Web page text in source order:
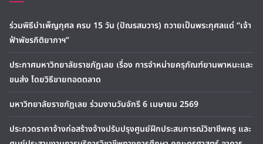
ร่วมพิธีบำเพ็ญกุศล ครบ 15 วัน (ปัณรสมวาร) ถวายเป็นพระกุศลแด่ “เจ้า
ฟ้าพัชรกิติยาภาฯ”
ประกาศมหาวิทยาลัยราชภัฏเลย เรื่อง การจำหน่ายครุภัณฑ์ยานพาหนะและ
ขนส่ง โดยวิธีขายทอดตลาด
มหาวิทยาลัยราชภัฏเลย ร่วมงานวันจักรี 6 เมษายน 2569
ประกวดราคาจ้างก่อสร้างจ้างปรับปรุงศูนย์ฝึกประสบการณ์วิชาชีพครู และ